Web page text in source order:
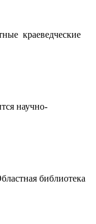
краеведческие
научно-
библиотека